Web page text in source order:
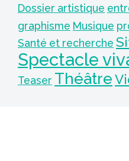
Dossier artistique
graphisme Musique
Santé et recherche
Spectacle
Teaser Théâtre